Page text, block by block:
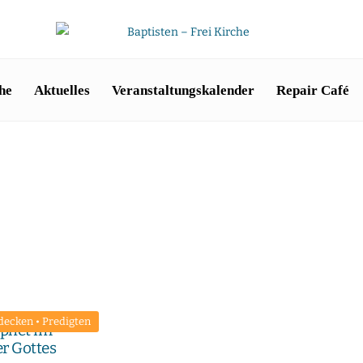
Aktuelles Veranstaltungskalender Repair Café
• Predigten
im
Gottes